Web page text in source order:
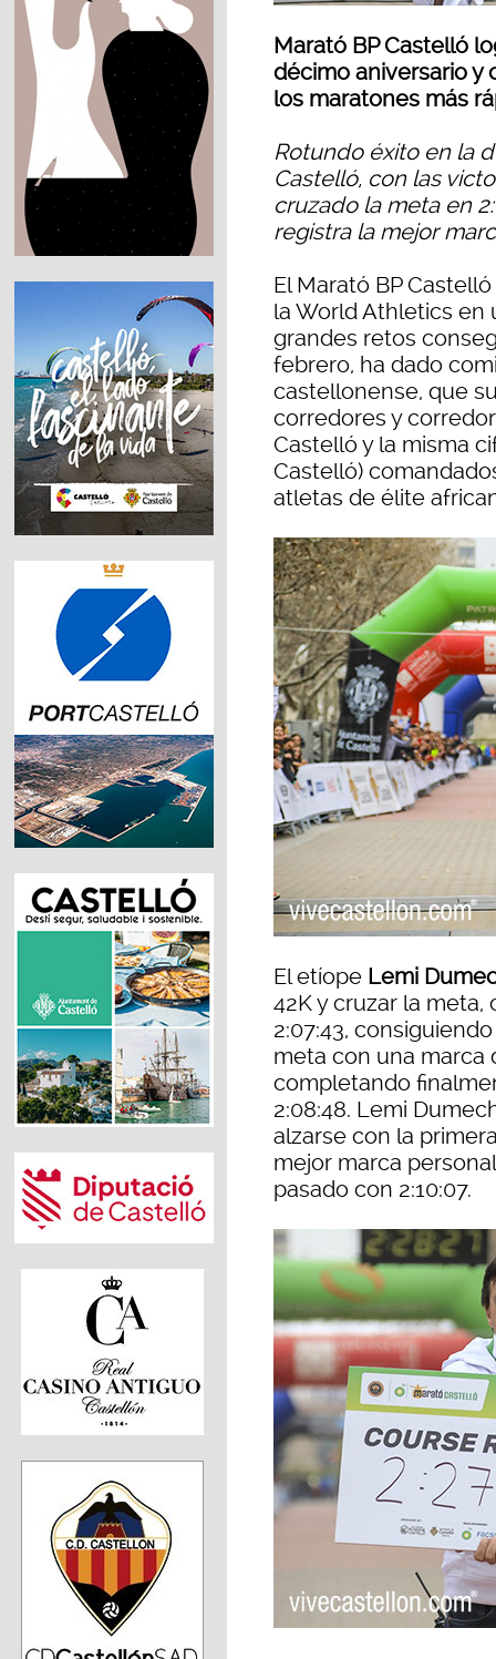
Marató BP Castelló
décimo aniversario y
los maratones más
Rotundo éxito en la
Castelló, con las
cruzado la meta en
registra la mejor
El Marató BP
la World Athletics en
grandes retos
febrero, ha dado
castellonense, que
corredores y
Castelló y la misma
Castelló)
atletas de élite
El etíope Lemi
42K y cruzar la
2:07:43,
meta con una marca
completando
2:08:48. Lemi
alzarse con la
mejor marca
pasado con 2:10:07.